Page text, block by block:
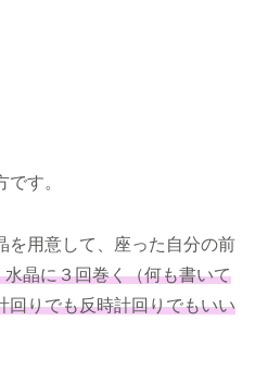
す。
を用意して、座った自分の前
晶に３回巻く（何も書いて
回りでも反時計回りでもいい